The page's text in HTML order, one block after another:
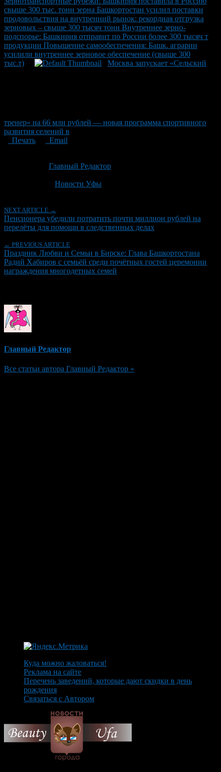
свыше 300 тыс. тонн зерна Башкортостан усилил поставки
продовольствия на внутренний рынок: рекордная отгрузка
зерновых – свыше 300 тысяч тонн Внутреннее зерно-
подспорье: Башкирия отправит по России более 300 тысяч т
продукции Повышение самообеспечения: Башк. аграрии
усилили внутреннее зерновое обеспечение (свыше 300
тыс.т)
Москва запускает «Сельский
тренер» на 66 млн рублей — новая программа спортивного
развития селений в
Печать
Email
Главный Редактор
Новости Уфы
NEXT ARTICLE →
Пенсионера убедили потратить почти миллион рублей на
перелёты для помощи в следственных делах
← PREVIOUS ARTICLE
Праздник Любви и Семьи в Бирске: Глава Башкортостана
Радий Хабиров с семьёй среди почётных гостей церемонии
награждения многодетных семей
Главный Редактор
Все статьи автора Главный Редактор »
Куда можно жаловаться!
Реклама на сайте
Перечень заведений, которые дают скидки в день
рождения
Связаться с Автором